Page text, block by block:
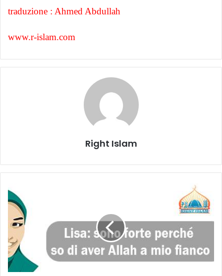
traduzione : Ahmed Abdullah
www.r-islam.com
Right Islam